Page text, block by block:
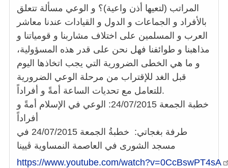
المراتب (لتعيها أذن واعية)؟ و الوعي مسألة تتعلق
بالأفراد و الجماعات و الدول و القيادات عندنا معاشر
العرب و المسلمين على اختلاف مشاربنا و قومياتنا و
مذاهبنا و طوائفنا فهل نحن على قدر هذه المسؤولية،
و ما هي الخطى الضرورية التي يجب اتخاذها اليوم
قبل الغد للإقتراب من مرحلة الوعي الضرورية
للتعامل مع تحديات الساعة أمةً و أفراداً.
خطبة الجمعة 24/07/2015: الوعي في الإسلام أمةً و
أفراداً
طرفة بغجاتي: خطبةُ الجمعة 24/07/2015 في
مسجد الشورى في العاصمة النمساوية ڤيينا
https://www.youtube.com/watch?v=0CcBswPT4sA